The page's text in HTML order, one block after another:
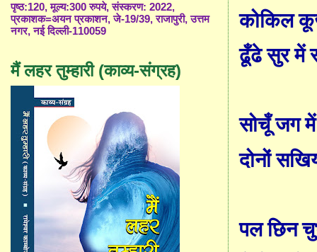
कोकिल
ढूँढे सुर में
सोचूँ जग में
दोनों
पल छिन
पृष्ठ:120, मूल्य:300 रुपये, संस्करण: 2022,
प्रकाशक=अयन प्रकाशन, जे-19/39, राजापुरी, उत्तम
नगर, नई दिल्ली-110059
मैं लहर तुम्हारी (काव्य-संग्रह)